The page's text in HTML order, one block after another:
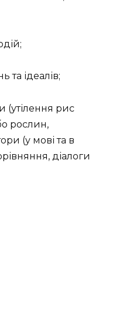
та ідеалів;
(утілення рис
рослин,
(у мові та в
діалоги